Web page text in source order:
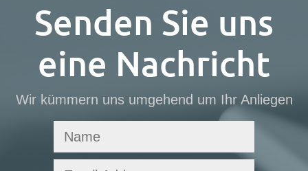
Senden Sie uns
eine Nachricht
Wir kümmern uns umgehend um Ihr Anliegen